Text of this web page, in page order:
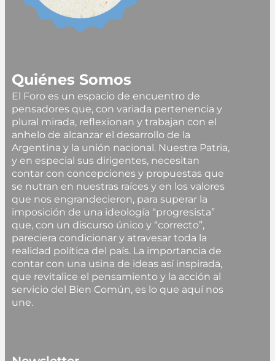
Quiénes Somos
El Foro es un espacio de encuentro de
pensadores que, con variada pertenencia y
plural mirada, reflexionan y trabajan con el
anhelo de alcanzar el desarrollo de la
Argentina y la unión nacional. Nuestra Patria,
y en especial sus dirigentes, necesitan
contar con concepciones y propuestas que
se nutran en nuestras raíces y en los valores
que nos engrandecieron, para superar la
imposición de una ideología “progresista”
que, con un discurso único y “correcto”,
pareciera condicionar y atravesar toda la
realidad política del país. La importancia de
contar con una usina de ideas así inspirada,
que revitalice el pensamiento y la acción al
servicio del Bien Común, es lo que aquí nos
une.